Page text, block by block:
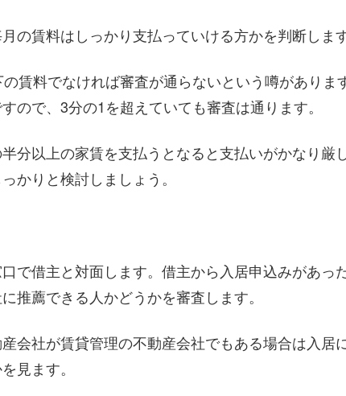
の賃料はしっかり支払っていける方かを判断します
賃料でなければ審査が通らないという噂がありま
ので、3分の1を超えていても審査は通ります。
分以上の家賃を支払うとなると支払いがかなり厳
かりと検討しましょう。
で借主と対面します。借主から入居申込みがあっ
推薦できる人かどうかを審査します。
会社が賃貸管理の不動産会社でもある場合は入居
見ます。